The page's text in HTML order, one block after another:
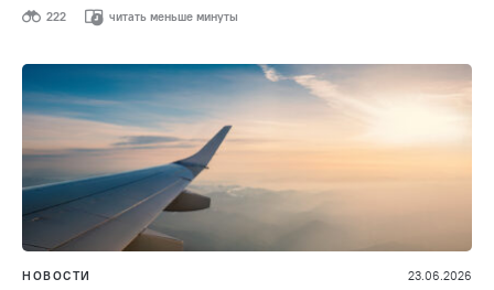
222 читать меньше минуты
НОВОСТИ 23.06.2026